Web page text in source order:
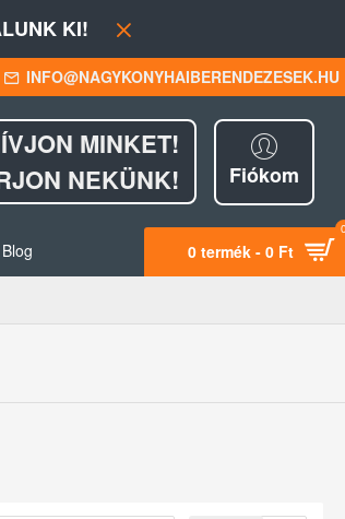
KI!
INFO@NAGYKONYHAIBERENDEZESEK.HU
MINKET!
NEKÜNK!
Fiókom
Blog 0 termék - 0 Ft